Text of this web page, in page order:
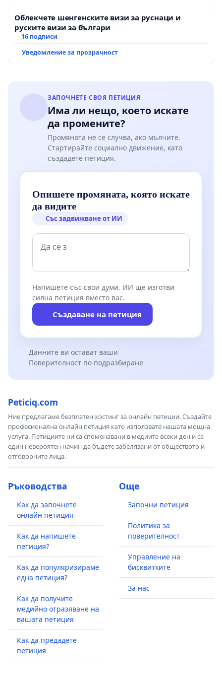
Облекчете шенгенските визи за руснаци и
руските визи за българи
16 подписи
Уведомление за прозрачност
ЗАПОЧНЕТЕ СВОЯ ПЕТИЦИЯ
Има ли нещо, което искате
да промените?
Промяната не се случва, ако мълчите.
Стартирайте социално движение, като
създадете петиция.
Опишете промяната, която искате
да видите
Със задвижване от ИИ
Напишете със свои думи. ИИ ще изготви
силна петиция вместо вас.
Създаване на петиция
Данните ви остават ваши
Поверителност по подразбиране
Peticiq.com
Ние предлагаме безплатен хостинг за онлайн петиции. Създайте
професионална онлайн петиция като използвате нашата мощна
услуга. Петициите ни са споменавани в медиите всеки ден и са
един невероятен начин да бъдете забелязани от обществото и
отговорните лица.
Ръководства
Как да започнете
онлайн петиция
Как да напишете
петиция?
Как да популяризираме
една петиция?
Как да получите
медийно отразяване на
вашата петиция
Как да предадете
петиция
Още
Започни петиция
Политика за
поверителност
Управление на
бисквитките
За нас